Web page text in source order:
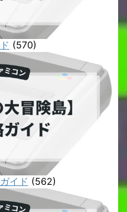
(570)
イド (562)